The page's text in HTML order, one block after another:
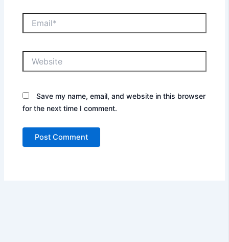
Save my name, email, and website in this browser
for the next time I comment.